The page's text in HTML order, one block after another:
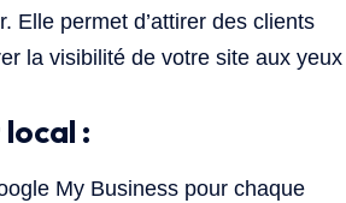
Elle permet d’attirer des clients
la visibilité de votre site aux yeux
:
My Business pour chaque